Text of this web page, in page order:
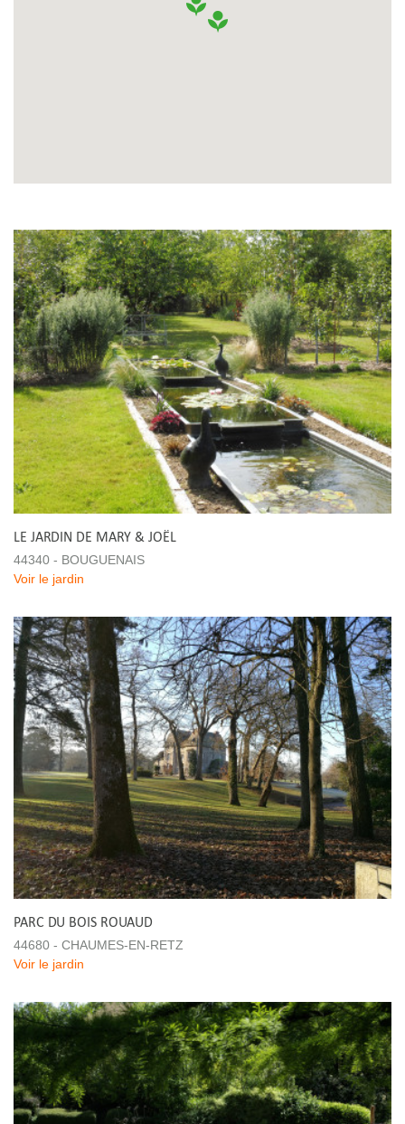
LE JARDIN DE MARY & JOËL
44340 - BOUGUENAIS
Voir le jardin
PARC DU BOIS ROUAUD
44680 - CHAUMES-EN-RETZ
Voir le jardin